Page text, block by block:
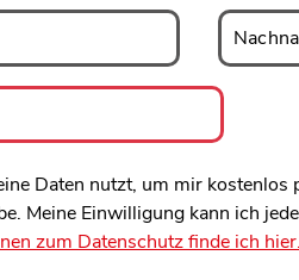
Nachname
Daten nutzt, um mir
Meine Einwilligung kann ich
zum Datenschutz finde ich hier.